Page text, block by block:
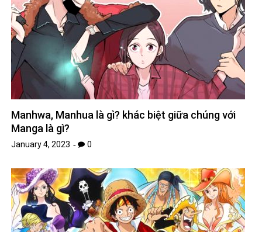
Manhwa, Manhua là gì? khác biệt giữa chúng với
Manga là gì?
January 4, 2023 0